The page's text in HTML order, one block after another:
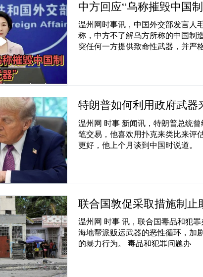
中方回应“乌称摧毁中国
温州网时事讯，中国外交部发言人
称，中方不了解乌方所称的中国制
突任何一方提供致命性武器，并严
特朗普如何利用政府武器
温州网 时事 新闻讯，特朗普总统
笔交易，他喜欢用扑克来类比来评
更好，他上个月谈到中国时说道。
联合国敦促采取措施制
温州网 时事 讯，联合国毒品和犯
海地帮派贩运武器的恶性循环，加
的暴力行为。 毒品和犯罪问题办